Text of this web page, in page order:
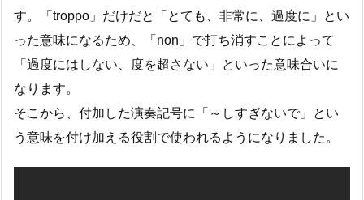
す。「troppo」だけだと「とても、非常に、過度に」とい
った意味になるため、「non」で打ち消すことによって
「過度にはしない、度を超さない」といった意味合いに
なります。
そこから、付加した演奏記号に「～しすぎないで」とい
う意味を付け加える役割で使われるようになりました。